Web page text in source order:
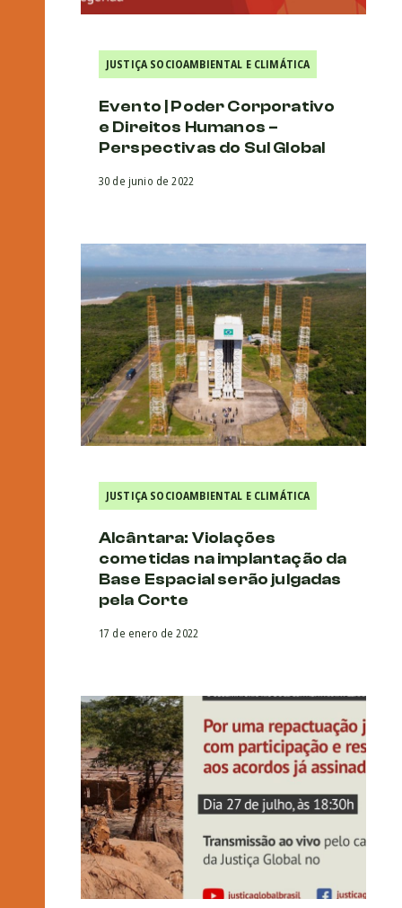
JUSTIÇA SOCIOAMBIENTAL E CLIMÁTICA
Evento | Poder Corporativo
e Direitos Humanos –
Perspectivas do Sul Global
30 de junio de 2022
JUSTIÇA SOCIOAMBIENTAL E CLIMÁTICA
Alcântara: Violações
cometidas na implantação da
Base Espacial serão julgadas
pela Corte
17 de enero de 2022